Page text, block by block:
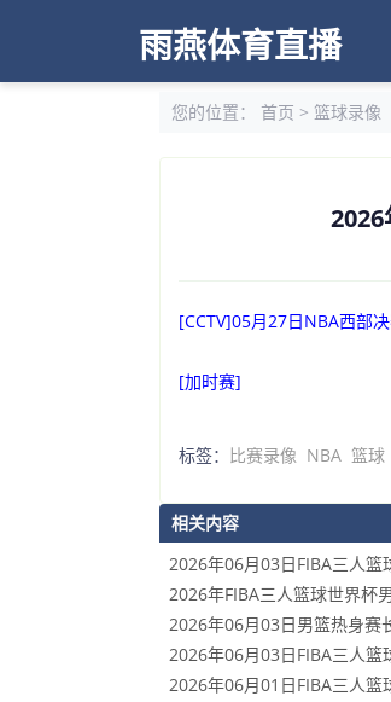
雨燕体育直播
您的位置： 首页 > 篮球录像
2026
[CCTV]05月27日NBA西部
[加时赛]
标签： 比赛录像 NBA 篮球
相关内容
2026年06月03日FIBA三人
2026年FIBA三人篮球世界杯
2026年06月03日男篮热身赛
2026年06月03日FIBA三人
2026年06月01日FIBA三人